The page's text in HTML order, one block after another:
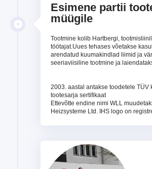
Esimene partii
müügile
Tootmine kolib Hartbergi,
töötajat.Uues tehases võetakse
arendatud kuumakindlad liimid ja
seeriaviisiline tootmine ja
2003. aastal antakse toodetele TÜV
tootesarja sertifikaat
Ettevõtte endine nimi WLL
Heizsysteme Ltd. IHS logo on